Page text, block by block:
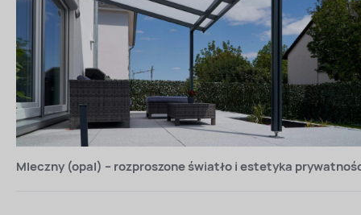
Mleczny (opal) – rozproszone światło i estetyka